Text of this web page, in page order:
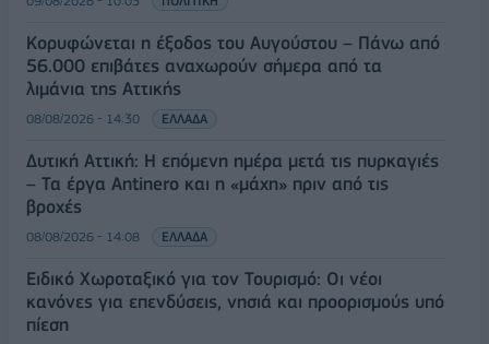
Κορυφώνεται η έξοδος του Αυγούστου – Πάνω από
56.000 επιβάτες αναχωρούν σήμερα από τα
λιμάνια της Αττικής
08/08/2026 - 14:30 ΕΛΛΑΔΑ
Δυτική Αττική: Η επόμενη ημέρα μετά τις πυρκαγιές
– Τα έργα Antinero και η «μάχη» πριν από τις
βροχές
08/08/2026 - 14:08 ΕΛΛΑΔΑ
Ειδικό Χωροταξικό για τον Τουρισμό: Οι νέοι
κανόνες για επενδύσεις, νησιά και προορισμούς υπό
πίεση